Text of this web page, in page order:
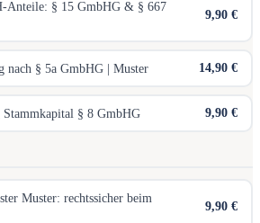
Anteile: § 15 GmbHG & § 667
9,90 €
nach § 5a GmbHG | Muster 14,90 €
Stammkapital § 8 GmbHG 9,90 €
Muster: rechtssicher beim
9,90 €